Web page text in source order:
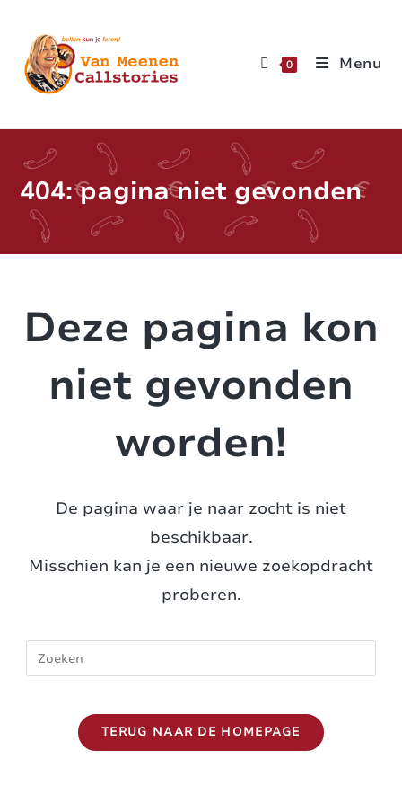
0 Menu
404: pagina niet gevonden
Deze pagina kon
niet gevonden
worden!
De pagina waar je naar zocht is niet
beschikbaar.
Misschien kan je een nieuwe zoekopdracht
proberen.
TERUG NAAR DE HOMEPAGE